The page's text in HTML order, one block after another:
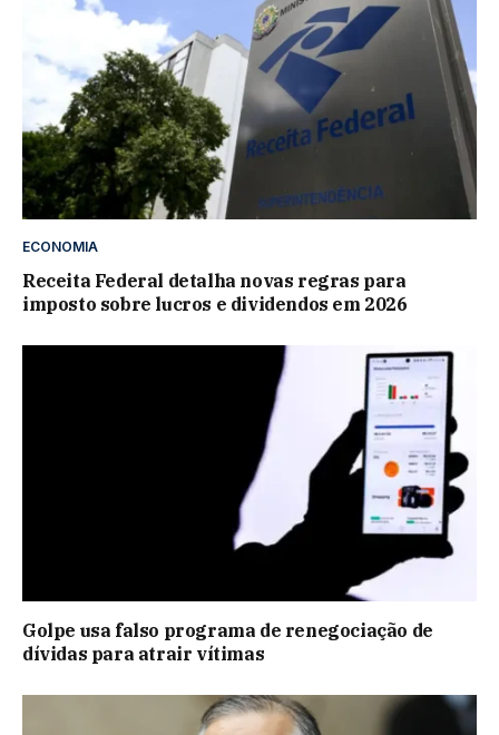
ECONOMIA
Receita Federal detalha novas regras para
imposto sobre lucros e dividendos em 2026
Golpe usa falso programa de renegociação de
dívidas para atrair vítimas